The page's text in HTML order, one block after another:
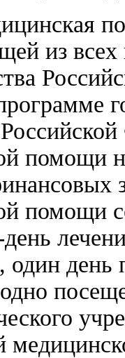
из
помощи
помощи
один день